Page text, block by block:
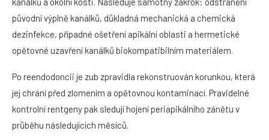
původní výplně kanálků, důkladná mechanická a chemická
dezinfekce, případné ošetření apikální oblasti a hermetické
opětovné uzavření kanálků biokompatibilním materiálem.
Po reendodoncii je zub zpravidla rekonstruován korunkou, která
jej chrání před zlomením a opětovnou kontaminací. Pravidelné
kontrolní rentgeny pak sledují hojení periapikálního zánětu v
průběhu následujících měsíců.